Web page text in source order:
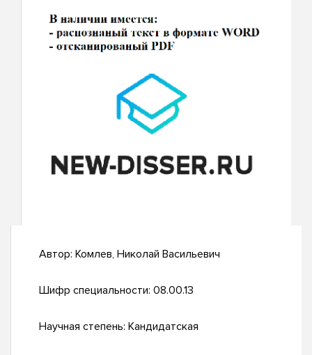
Автор: Комлев, Николай Васильевич
Шифр специальности: 08.00.13
Научная степень: Кандидатская